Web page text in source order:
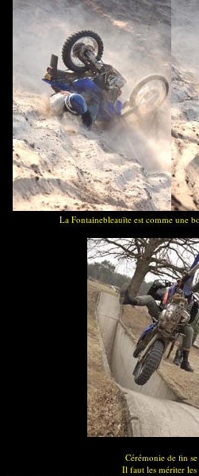
La Fontainebleauïte est comme une
Cérémonie de fin se
Il faut les mériter les